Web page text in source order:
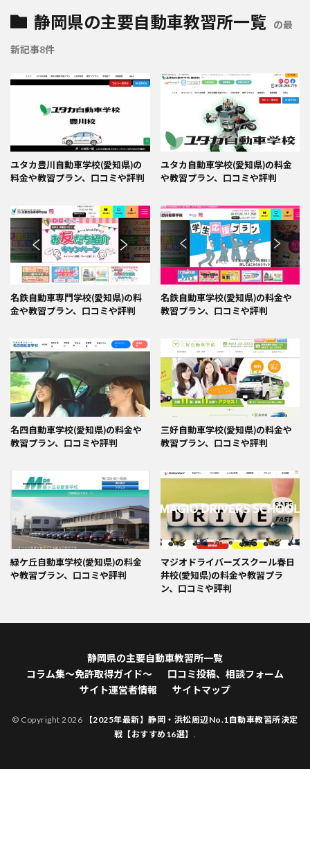
静岡県の主要自動車教習所一覧 の最
新記事8件
ユタカ豊川自動車学校(愛知県)の
料金や教習プラン、口コミや評判
ユタカ自動車学校(愛知県)の料金
や教習プラン、口コミや評判
名鉄自動車専門学校(愛知県)の料
金や教習プラン、口コミや評判
名鉄自動車学校(愛知県)の料金や
教習プラン、口コミや評判
名四自動車学校(愛知県)の料金や
教習プラン、口コミや評判
三好自動車学校(愛知県)の料金や
教習プラン、口コミや評判
緑ケ丘自動車学校(愛知県)の料金
や教習プラン、口コミや評判
マジオドライバーズスクール春日
井校(愛知県)の料金や教習プラ
ン、口コミや評判
静岡県の主要自動車教習所一覧
コラム集～免許取得ガイド～
口コミ投稿、相談フォーム
サイト運営者情報
サイトマップ
© Copyright 2026
【2025年最新】静岡・浜松周辺No.1自動車教習所決定
戦【おすすめ16選】 .